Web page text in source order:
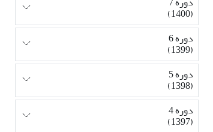
(1400)
دوره 6
(1399)
دوره 5
(1398)
دوره 4
(1397)